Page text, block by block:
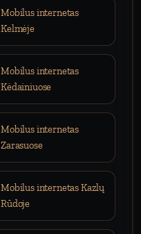
Mobilus internetas
Kelmėje
Mobilus internetas
Kėdainiuose
Mobilus internetas
Zarasuose
Mobilus internetas Kazlų
Rūdoje